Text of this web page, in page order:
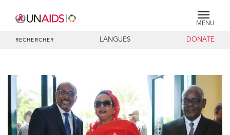
MENU
RECHERCHER LANGUES DONATE